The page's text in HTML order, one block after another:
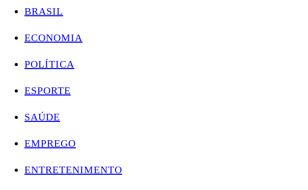
BRASIL
ECONOMIA
POLÍTICA
ESPORTE
SAÚDE
EMPREGO
ENTRETENIMENTO